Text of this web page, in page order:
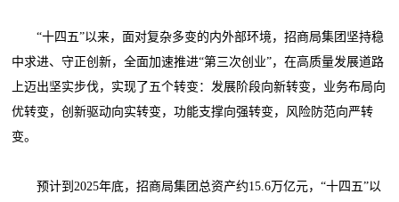
“十四五”以来，面对复杂多变的内外部环境，招商局集团坚持稳
中求进、守正创新，全面加速推进“第三次创业”，在高质量发展道路
上迈出坚实步伐，实现了五个转变：发展阶段向新转变，业务布局向
优转变，创新驱动向实转变，功能支撑向强转变，风险防范向严转
变。
预计到2025年底，招商局集团总资产约15.6万亿元，“十四五”以